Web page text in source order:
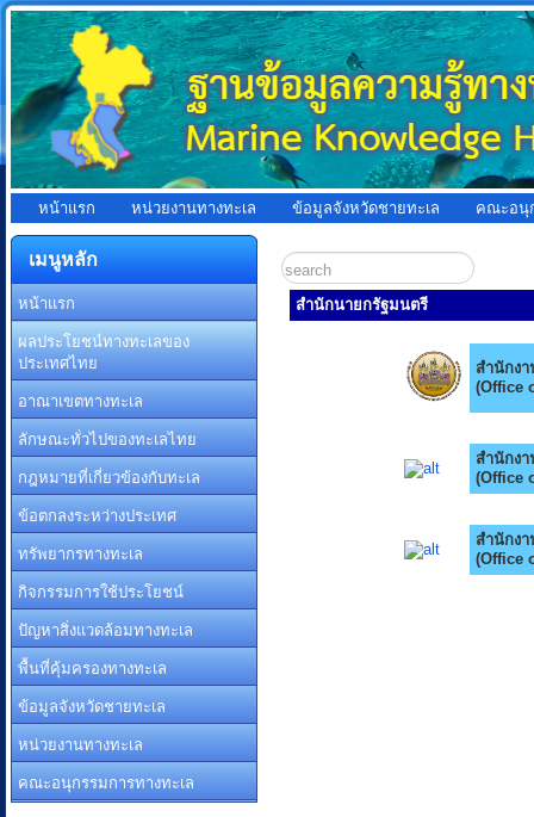
หน้าแรก หน่วยงานทางทะเล ข้อมูลจังหวัดชายทะเล คณะอนุ
เมนูหลัก
หน้าแรก
ผลประโยชน์ทางทะเลของ
ประเทศไทย
อาณาเขตทางทะเล
ลักษณะทั่วไปของทะเลไทย
กฎหมายที่เกี่ยวข้องกับทะเล
ข้อตกลงระหว่างประเทศ
ทรัพยากรทางทะเล
กิจกรรมการใช้ประโยชน์
ปัญหาสิ่งแวดล้อมทางทะเล
พื้นที่คุ้มครองทางทะเล
ข้อมูลจังหวัดชายทะเล
หน่วยงานทางทะเล
คณะอนุกรรมการทางทะเล
สำนักนายกรัฐมนตรี
สำนักง
(Office
สำนักงา
(Office
สำนักง
(Office